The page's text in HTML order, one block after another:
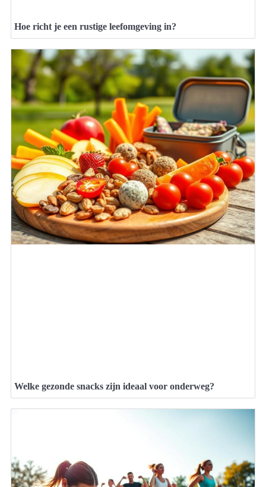
Hoe richt je een rustige leefomgeving in?
Welke gezonde snacks zijn ideaal voor onderweg?